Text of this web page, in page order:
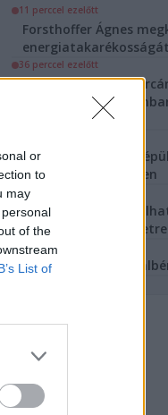
or
to
may
of the
List of
11 perccel ezelőtt
Forsthoffer Ágnes
energiatakarékosságát
36 perccel ezelőtt
Gáspár Evelin
fáradozásait
7,2 milliárdos
kormány Brüsszelben
2 órával ezelőtt
Most első ízben
Belgrád-vonal
16 órával ezelőtt
Lázár János